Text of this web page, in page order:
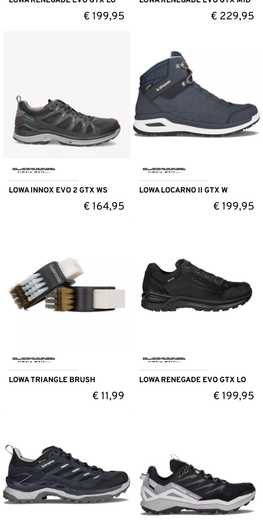
€199,95 € 229,95
LOWA INNOX EVO 2 GTX WS
€164,95
LOWA LOCARNO II GTX W
€199,95
LOWA TRIANGLE BRUSH
€11,99
LOWA RENEGADE EVO GTX LO
€199,95